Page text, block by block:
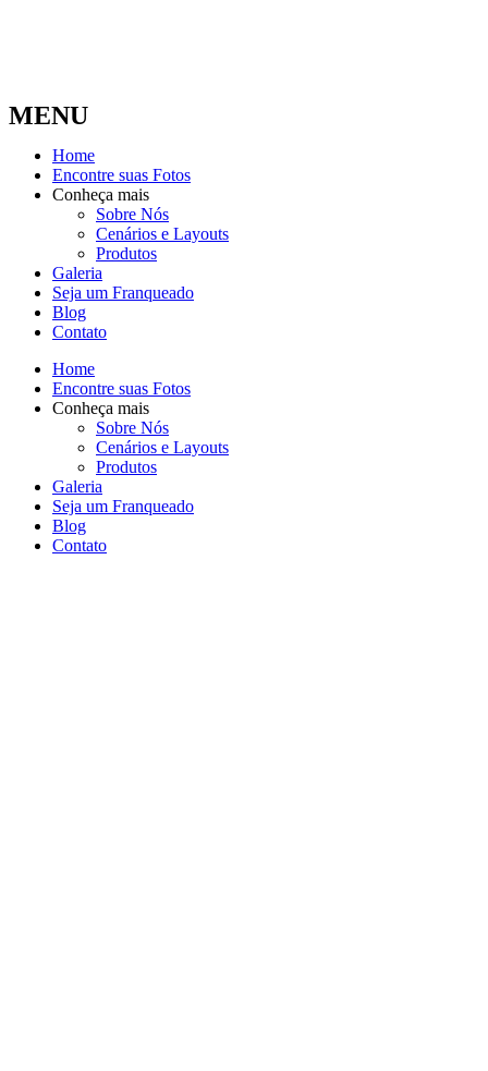
MENU
Home
Encontre suas Fotos
Conheça mais
Sobre Nós
Cenários e Layouts
Produtos
Galeria
Seja um Franqueado
Blog
Contato
Home
Encontre suas Fotos
Conheça mais
Sobre Nós
Cenários e Layouts
Produtos
Galeria
Seja um Franqueado
Blog
Contato